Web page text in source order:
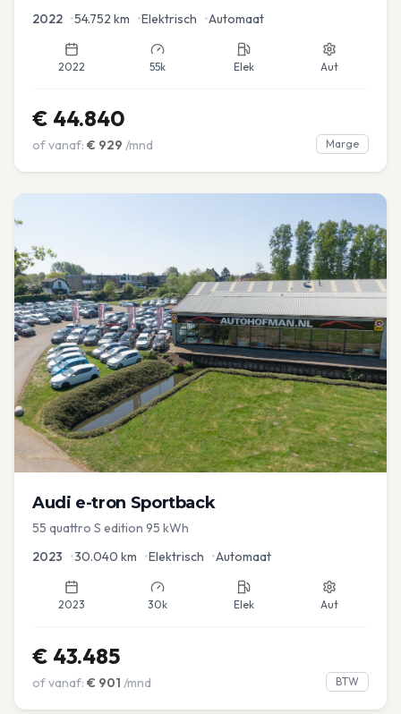
2022 •54.752 km •Elektrisch •Automaat
2022 55k Elek Aut
€ 44.840
of vanaf: € 929 /mnd Marge
Audi e-tron Sportback
55 quattro S edition 95 kWh
2023 •30.040 km •Elektrisch •Automaat
2023 30k Elek Aut
€ 43.485
of vanaf: € 901 /mnd BTW